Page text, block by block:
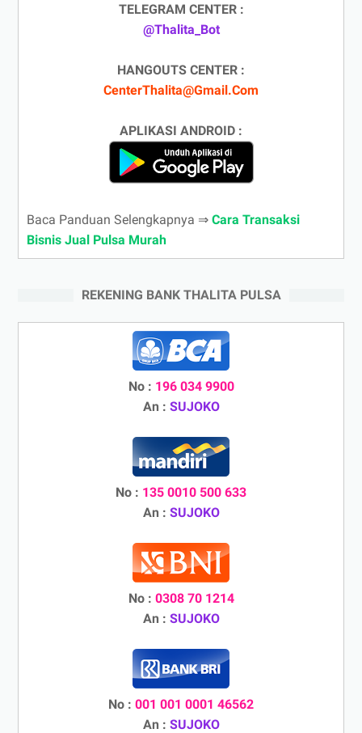
TELEGRAM CENTER :
@Thalita_Bot
HANGOUTS CENTER :
CenterThalita@Gmail.Com
APLIKASI ANDROID :
Baca Panduan Selengkapnya ⇒ Cara Transaksi
Bisnis Jual Pulsa Murah
REKENING BANK THALITA PULSA
No : 196 034 9900
An : SUJOKO
No : 135 0010 500 633
An : SUJOKO
No : 0308 70 1214
An : SUJOKO
No : 001 001 0001 46562
An : SUJOKO